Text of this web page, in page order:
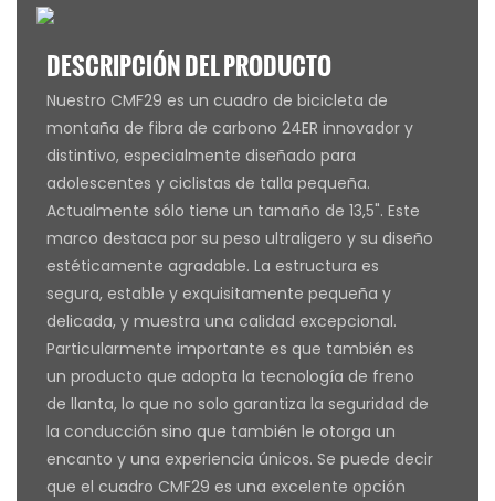
DESCRIPCIÓN DEL PRODUCTO
Nuestro CMF29 es un cuadro de bicicleta de
montaña de fibra de carbono 24ER innovador y
distintivo, especialmente diseñado para
adolescentes y ciclistas de talla pequeña.
Actualmente sólo tiene un tamaño de 13,5". Este
marco destaca por su peso ultraligero y su diseño
estéticamente agradable. La estructura es
segura, estable y exquisitamente pequeña y
delicada, y muestra una calidad excepcional.
Particularmente importante es que también es
un producto que adopta la tecnología de freno
de llanta, lo que no solo garantiza la seguridad de
la conducción sino que también le otorga un
encanto y una experiencia únicos. Se puede decir
que el cuadro CMF29 es una excelente opción